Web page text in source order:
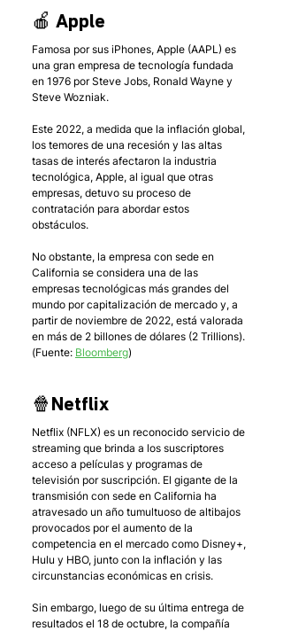
🍎 Apple
Famosa por sus iPhones, Apple (AAPL) es
una gran empresa de tecnología fundada
en 1976 por Steve Jobs, Ronald Wayne y
Steve Wozniak.
Este 2022, a medida que la inflación global,
los temores de una recesión y las altas
tasas de interés afectaron la industria
tecnológica, Apple, al igual que otras
empresas, detuvo su proceso de
contratación para abordar estos
obstáculos.
No obstante, la empresa con sede en
California se considera una de las
empresas tecnológicas más grandes del
mundo por capitalización de mercado y, a
partir de noviembre de 2022, está valorada
en más de 2 billones de dólares (2 Trillions).
(Fuente: Bloomberg)
🍿Netflix
Netflix (NFLX) es un reconocido servicio de
streaming que brinda a los suscriptores
acceso a películas y programas de
televisión por suscripción. El gigante de la
transmisión con sede en California ha
atravesado un año tumultuoso de altibajos
provocados por el aumento de la
competencia en el mercado como Disney+,
Hulu y HBO, junto con la inflación y las
circunstancias económicas en crisis.
Sin embargo, luego de su última entrega de
resultados el 18 de octubre, la compañía